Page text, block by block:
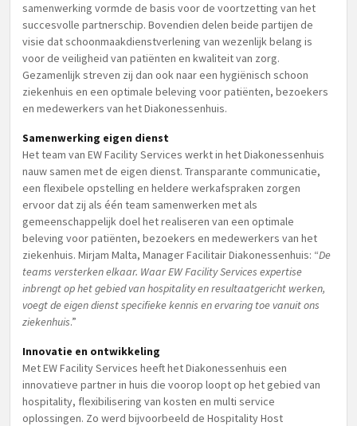
samenwerking vormde de basis voor de voortzetting van het
succesvolle partnerschip. Bovendien delen beide partijen de
visie dat schoonmaakdienstverlening van wezenlijk belang is
voor de veiligheid van patiënten en kwaliteit van zorg.
Gezamenlijk streven zij dan ook naar een hygiënisch schoon
ziekenhuis en een optimale beleving voor patiënten, bezoekers
en medewerkers van het Diakonessenhuis.
Samenwerking eigen dienst
Het team van EW Facility Services werkt in het Diakonessenhuis
nauw samen met de eigen dienst. Transparante communicatie,
een flexibele opstelling en heldere werkafspraken zorgen
ervoor dat zij als één team samenwerken met als
gemeenschappelijk doel het realiseren van een optimale
beleving voor patiënten, bezoekers en medewerkers van het
ziekenhuis. Mirjam Malta, Manager Facilitair Diakonessenhuis: “De
teams versterken elkaar. Waar EW Facility Services expertise
inbrengt op het gebied van hospitality en resultaatgericht werken,
voegt de eigen dienst specifieke kennis en ervaring toe vanuit ons
ziekenhuis.”
Innovatie en ontwikkeling
Met EW Facility Services heeft het Diakonessenhuis een
innovatieve partner in huis die voorop loopt op het gebied van
hospitality, flexibilisering van kosten en multi service
oplossingen. Zo werd bijvoorbeeld de Hospitality Host